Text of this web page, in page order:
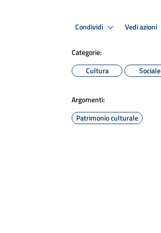
Condividi Vedi azioni
Categorie:
Cultura
Sociale
Argomenti:
Patrimonio culturale